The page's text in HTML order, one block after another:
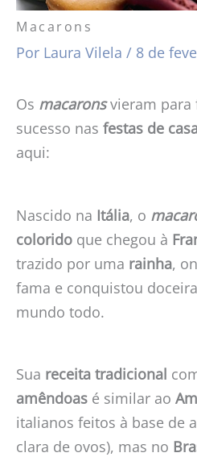
Macarons
Por Laura Vilela / 8 de
Os macaronsvieram para
sucesso nas festas de
aqui:
Nascido na Itália, o
colorido que chegou à
trazido por uma rainha,
fama e conquistou
mundo todo.
Sua receita tradicional
amêndoas é similar ao
italianos feitos à base de
clara de ovos), mas no